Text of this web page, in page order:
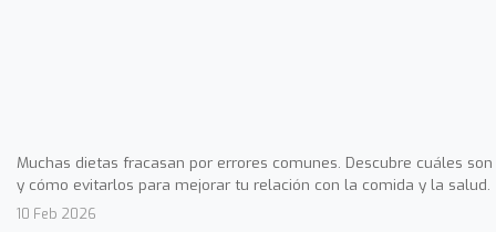
Muchas dietas fracasan por errores comunes. Descubre cuáles son
y cómo evitarlos para mejorar tu relación con la comida y la salud.
10 Feb 2026